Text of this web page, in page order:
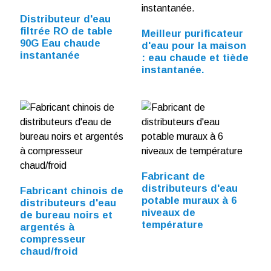
Distributeur d'eau
filtrée RO de table
90G Eau chaude
instantanée
Meilleur purificateur
d'eau pour la maison
: eau chaude et tiède
instantanée.
Fabricant chinois de
distributeurs d'eau
de bureau noirs et
argentés à
compresseur
chaud/froid
Fabricant de
distributeurs d'eau
potable muraux à 6
niveaux de
température